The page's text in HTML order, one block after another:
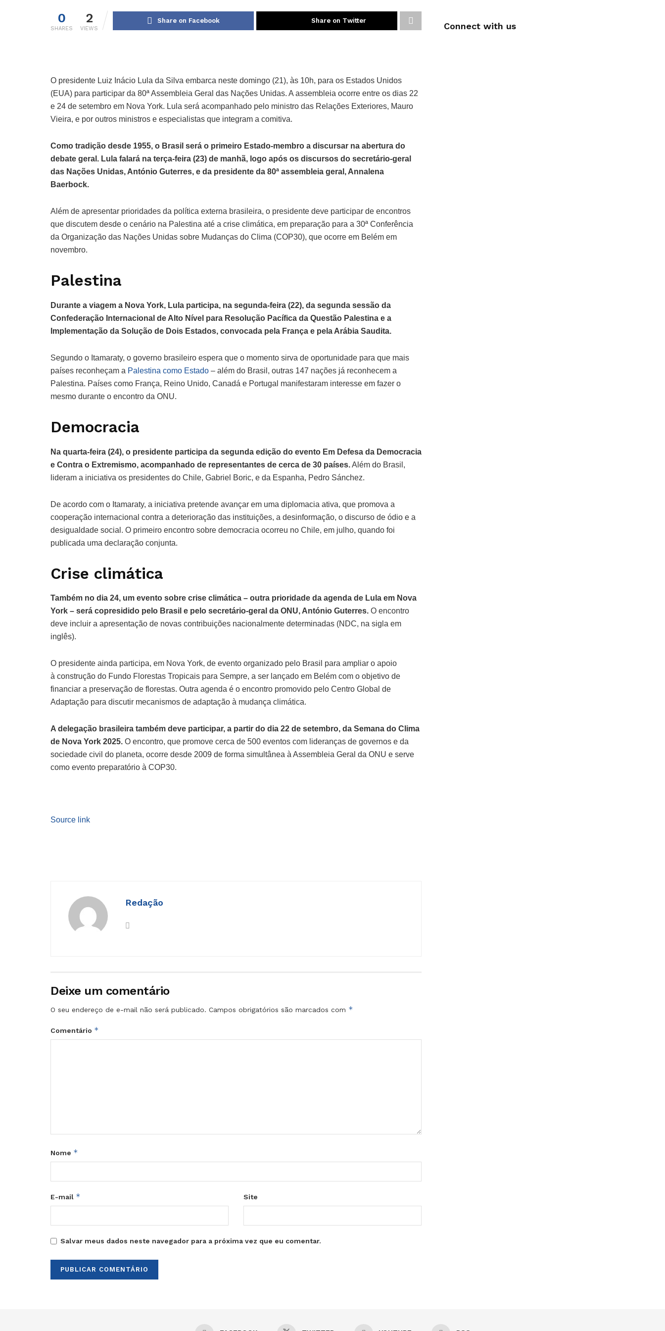
0
SHARES
2
VIEWS
Share on Facebook Share on Twitter
O presidente Luiz Inácio Lula da Silva embarca neste domingo (21), às 10h, para os Estados Unidos
(EUA) para participar da 80ª Assembleia Geral das Nações Unidas. A assembleia ocorre entre os dias 22
e 24 de setembro em Nova York. Lula será acompanhado pelo ministro das Relações Exteriores, Mauro
Vieira, e por outros ministros e especialistas que integram a comitiva.
Como tradição desde 1955, o Brasil será o primeiro Estado-membro a discursar na abertura do
debate geral. Lula falará na terça-feira (23) de manhã, logo após os discursos do secretário-geral
das Nações Unidas, António Guterres, e da presidente da 80ª assembleia geral, Annalena
Baerbock.
Além de apresentar prioridades da política externa brasileira, o presidente deve participar de encontros
que discutem desde o cenário na Palestina até a crise climática, em preparação para a 30ª Conferência
da Organização das Nações Unidas sobre Mudanças do Clima (COP30), que ocorre em Belém em
novembro.
Palestina
Durante a viagem a Nova York, Lula participa, na segunda-feira (22), da segunda sessão da
Confederação Internacional de Alto Nível para Resolução Pacífica da Questão Palestina e a
Implementação da Solução de Dois Estados, convocada pela França e pela Arábia Saudita.
Segundo o Itamaraty, o governo brasileiro espera que o momento sirva de oportunidade para que mais
países reconheçam a Palestina como Estado – além do Brasil, outras 147 nações já reconhecem a
Palestina. Países como França, Reino Unido, Canadá e Portugal manifestaram interesse em fazer o
mesmo durante o encontro da ONU.
Democracia
Na quarta-feira (24), o presidente participa da segunda edição do evento Em Defesa da Democracia
e Contra o Extremismo, acompanhado de representantes de cerca de 30 países.Além do Brasil,
lideram a iniciativa os presidentes do Chile, Gabriel Boric, e da Espanha, Pedro Sánchez.
De acordo com o Itamaraty, a iniciativa pretende avançar em uma diplomacia ativa, que promova a
cooperação internacional contra a deterioração das instituições, a desinformação, o discurso de ódio e a
desigualdade social. O primeiro encontro sobre democracia ocorreu no Chile, em julho, quando foi
publicada uma declaração conjunta.
Crise climática
Também no dia 24, um evento sobre crise climática – outra prioridade da agenda de Lula em Nova
York – será copresidido pelo Brasil e pelo secretário-geral da ONU, António Guterres. O encontro
deve incluir a apresentação de novas contribuições nacionalmente determinadas (NDC, na sigla em
inglês).
O presidente ainda participa, em Nova York, de evento organizado pelo Brasil para ampliar o apoio
à construção do Fundo Florestas Tropicais para Sempre, a ser lançado em Belém com o objetivo de
financiar a preservação de florestas. Outra agenda é o encontro promovido pelo Centro Global de
Adaptação para discutir mecanismos de adaptação à mudança climática.
A delegação brasileira também deve participar, a partir do dia 22 de setembro, da Semana do Clima
de Nova York 2025. O encontro, que promove cerca de 500 eventos com lideranças de governos e da
sociedade civil do planeta, ocorre desde 2009 de forma simultânea à Assembleia Geral da ONU e serve
como evento preparatório à COP30.
Source link
Redação
Deixe um comentário
O seu endereço de e-mail não será publicado. Campos obrigatórios são marcados com *
Comentário *
Nome *
E-mail * Site
Salvar meus dados neste navegador para a próxima vez que eu comentar.
Connect with us